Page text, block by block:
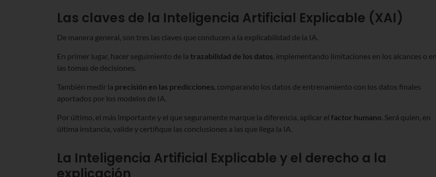
Las claves de la Inteligencia Artificial Explicable (XAI)
De manera general, son tres las claves que conducen a la explicabilidad de la IA.
En primer lugar, hacer seguimiento de la trazabilidad de los datos, implementando limitaciones en los alcances o
las tomas de decisiones.
También medir la precisión en las predicciones, comparando los datos de entrenamiento con los datos finales
aportados por los modelos de IA.
Por último, el más importante y el que seguramente marque la diferencia, aplicar el factor humano. Será quien, en
última instancia, valide y certifique las conclusiones a las que llega la IA.
La Inteligencia Artificial Explicable y el derecho a la